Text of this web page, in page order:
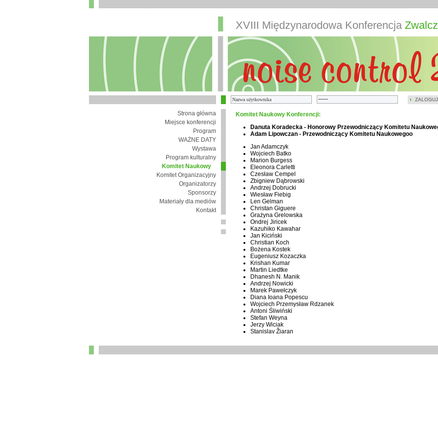
ZALOGUJ
XVIII Międzynarodowa Konferencja
Strona główna
Miejsce konferencji
Program
WAŻNE DATY
Wystawa
Program kulturalny
Komitet Naukowy
Komitet Organizacyjny
Organizatorzy
Sponsorzy
Materiały dla mediów
Kontakt
Komitet Naukowy Konferencji:
Danuta Koradecka - Honorowy Przewodniczący Komitetu
Adam Lipowczan - Przewodniczący Komitetu Naukowegoo
Jan Adamczyk
Wojciech Batko
Marion Burgess
Eleonora Carletti
Czesław Cempel
Zbigniew Dąbrowski
Andrzej Dobrucki
Wiesław Fiebig
Len Gelman
Christan Giguere
Grażyna Grelowska
Ondrej Jiricek
Kazuhiko Kawahar
Jan Kiciński
Christian Koch
Bożena Kostek
Eugeniusz Kozaczka
Krishan Kumar
Martin Liedtke
Dhanesh N. Manik
Andrzej Nowicki
Marek Pawełczyk
Diana Ioana Popescu
Wojciech Przemysław Rdzanek
Antoni Śliwiński
Stefan Weyna
Jerzy Wiciak
Stanislav Žiaran